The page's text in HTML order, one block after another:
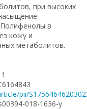
при высоких
Полифенолы в
кожу и
метаболитов.
pii/
018-1636-y